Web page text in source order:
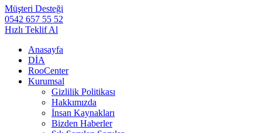
Müşteri Desteği
0542 657 55 52
Hızlı Teklif Al
Anasayfa
DİA
RooCenter
Kurumsal
Gizlilik Politikası
Hakkımızda
İnsan Kaynakları
Bizden Haberler